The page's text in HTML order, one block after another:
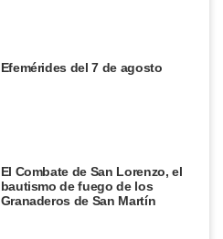
Efemérides del 7 de agosto
El Combate de San Lorenzo, el
bautismo de fuego de los
Granaderos de San Martín